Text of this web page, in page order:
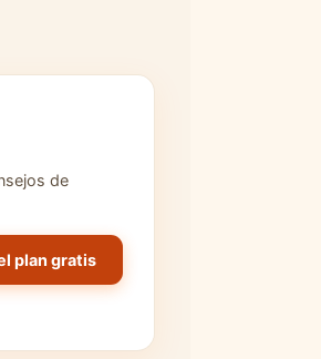
de
plan gratis